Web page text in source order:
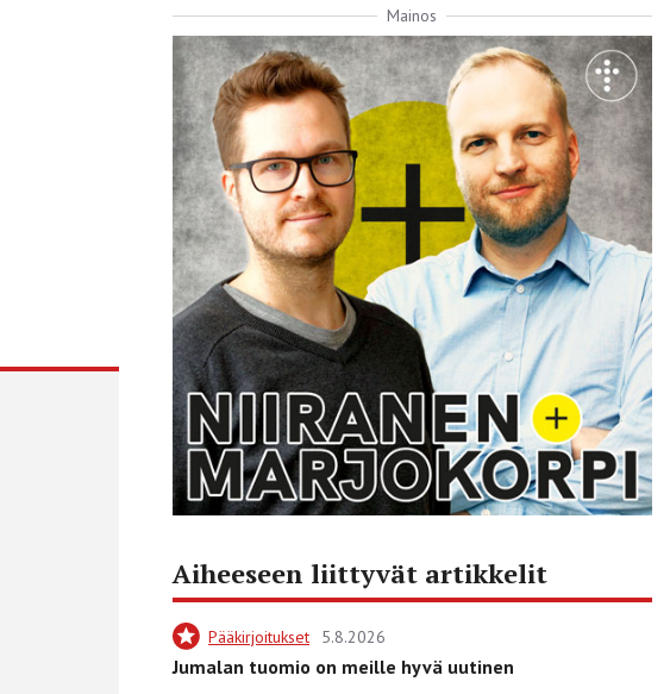
Mainos
Aiheeseen liittyvät artikkelit
Pääkirjoitukset 5.8.2026
Jumalan tuomio on meille hyvä uutinen